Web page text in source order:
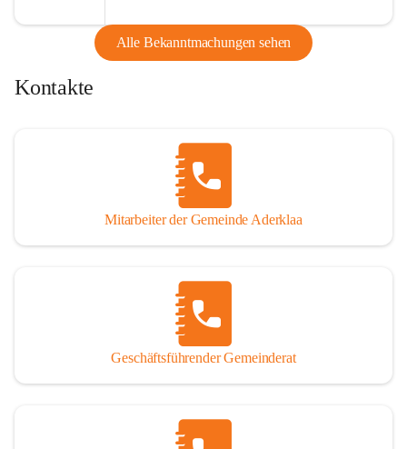
Alle Bekanntmachungen sehen
Kontakte
Mitarbeiter der Gemeinde Aderklaa
Geschäftsführender Gemeinderat